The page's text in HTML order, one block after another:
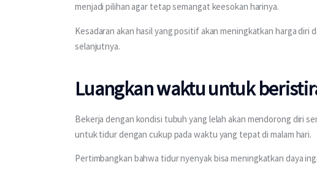
menjadi pilihan agar tetap semangat keesokan harinya.
Kesadaran akan hasil yang positif akan meningkatkan harga
selanjutnya.
Luangkan waktu untuk
Bekerja dengan kondisi tubuh yang lelah akan mendorong diri
untuk tidur dengan cukup pada waktu yang tepat di malam hari.
Pertimbangkan bahwa tidur nyenyak bisa meningkatkan daya